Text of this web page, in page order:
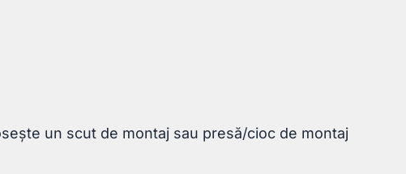
un scut de montaj sau presă/cioc de montaj